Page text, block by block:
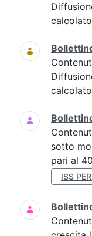
sotto
pari al
ISS